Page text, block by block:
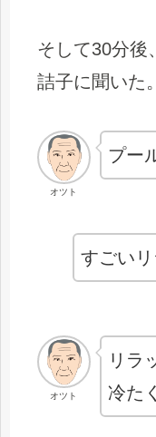
そして30分後
詰子に聞いた。
オツト
プー
すごい
オツト
リラ
冷た